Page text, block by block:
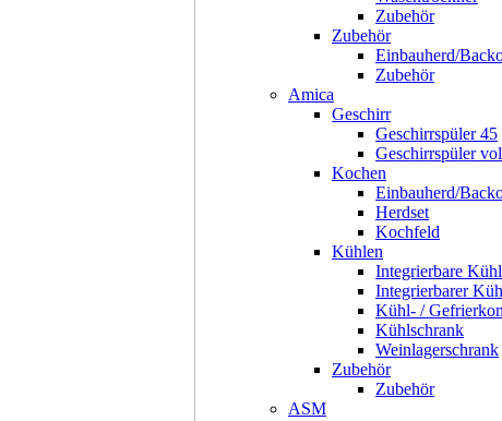
Zubehör
Zubehör
Einbauherd/
Zubehör
Amica
Geschirr
Geschirrspüler 45
Geschirrspüler
Kochen
Einbauherd/
Herdset
Kochfeld
Kühlen
Integrierbare
Integrierbarer
Kühl- /
Kühlschrank
Weinlagerschrank
Zubehör
Zubehör
ASM